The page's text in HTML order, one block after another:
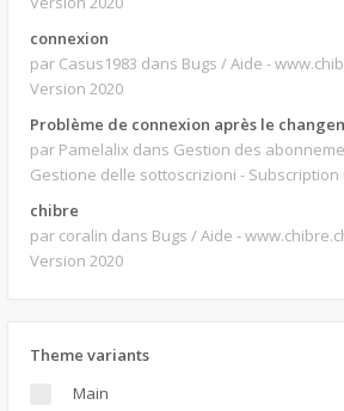
connexion
par Casus1983 dans Bugs / Aide -
Version 2020
Problème de connexion après le
par Pamelalix dans Gestion des
Gestione delle sottoscrizioni -
chibre
par coralin dans Bugs / Aide -
Version 2020
Theme variants
Main